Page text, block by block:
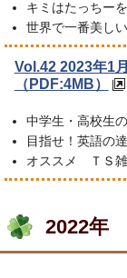
キミはたっちー
世界で一番美し
Vol.42 2023年1月
（PDF:4MB）
中学生・高校生
目指せ！英語の
オススメ ＴＳ
2022年